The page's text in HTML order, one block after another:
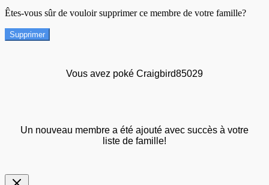
Êtes-vous sûr de vouloir supprimer ce membre de votre famille?
Supprimer
Vous avez poké Craigbird85029
Un nouveau membre a été ajouté avec succès à votre
liste de famille!